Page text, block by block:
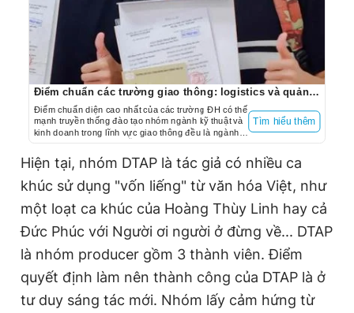
Điểm chuẩn các trường giao thông: logistics và quản lý chuỗi cung ứng thuộc nhóm cao nhất
Điểm chuẩn diện cao nhất của các trường ĐH có thế
mạnh truyền thống đào tạo nhóm ngành kỹ thuật và
kinh doanh trong lĩnh vực giao thông đều là ngành
logistics và quản lý chuỗi cung ứng.
Tìm hiểu thêm
Hiện tại, nhóm DTAP là tác giả có nhiều ca
khúc sử dụng "vốn liếng" từ văn hóa Việt, như
một loạt ca khúc của Hoàng Thùy Linh hay cả
Đức Phúc với Người ơi người ở đừng về... DTAP
là nhóm producer gồm 3 thành viên. Điểm
quyết định làm nên thành công của DTAP là ở
tư duy sáng tác mới. Nhóm lấy cảm hứng từ